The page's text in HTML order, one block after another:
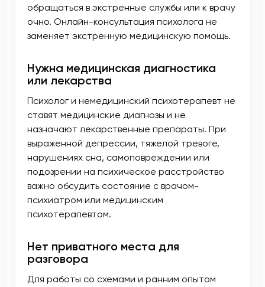
обращаться в экстренные службы или к врачу
очно. Онлайн-консультация психолога не
заменяет экстренную медицинскую помощь.
Нужна медицинская диагностика
или лекарства
Психолог и немедицинский психотерапевт не
ставят медицинские диагнозы и не
назначают лекарственные препараты. При
выраженной депрессии, тяжелой тревоге,
нарушениях сна, самоповреждении или
подозрении на психическое расстройство
важно обсудить состояние с врачом-
психиатром или медицинским
психотерапевтом.
Нет приватного места для
разговора
Для работы со схемами и ранним опытом